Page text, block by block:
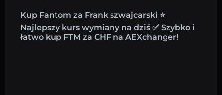
Kup Fantom za Frank szwajcarski ⭐
Najlepszy kurs wymiany na dziś ✅ Szybko i
łatwo kup FTM za CHF na AEXchanger!